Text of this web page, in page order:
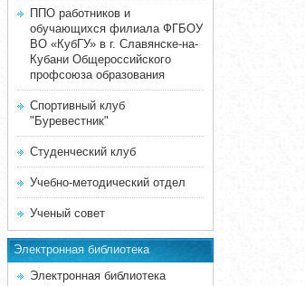
ППО работников и
обучающихся филиала ФГБОУ
ВО «КубГУ» в г. Славянске-на-
Кубани Общероссийского
профсоюза образования
Спортивный клуб
"Буревестник"
Студенческий клуб
Учебно-методический отдел
Ученый совет
Электронная библиотека
Электронная библиотека